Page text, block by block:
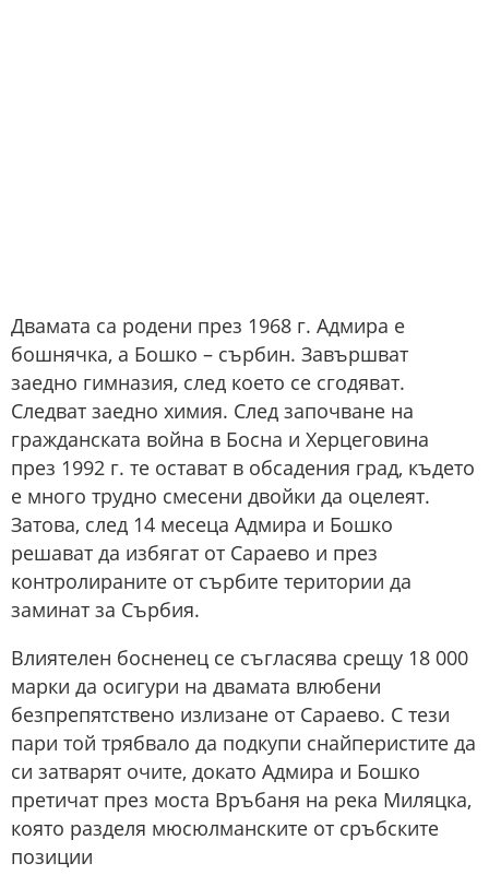
Двамата са родени през 1968 г. Адмира е
бошнячка, а Бошко – сърбин. Завършват
заедно гимназия, след което се сгодяват.
Следват заедно химия. След започване на
гражданската война в Босна и Херцеговина
през 1992 г. те остават в обсадения град, където
е много трудно смесени двойки да оцелеят.
Затова, след 14 месеца Адмира и Бошко
решават да избягат от Сараево и през
контролираните от сърбите територии да
заминат за Сърбия.
Влиятелен босненец се съгласява срещу 18 000
марки да осигури на двамата влюбени
безпрепятствено излизане от Сараево. С тези
пари той трябвало да подкупи снайперистите да
си затварят очите, докато Адмира и Бошко
претичат през моста Връбаня на река Миляцка,
която разделя мюсюлманските от сръбските
позиции